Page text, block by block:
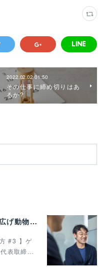
2022.02.02 01:50
その仕事に締め切りはあ
るか?
オンライン診療で獣医療の幅を広げ動物病院の業務効率化を叶えたい 最終回
#3 】ゲ
表取締…